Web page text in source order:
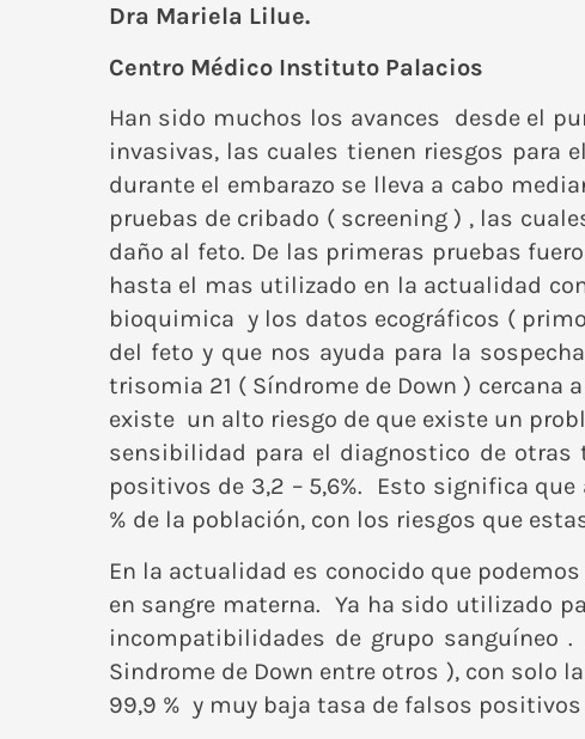
Dra Mariela Lilue.
Centro Médico Instituto Palacios
Han sido muchos los avances desde el
invasivas, las cuales tienen riesgos para
durante el embarazo se lleva a cabo
pruebas de cribado ( screening ) , las
daño al feto. De las primeras pruebas
hasta el mas utilizado en la actualidad
bioquimica y los datos ecográficos (
del feto y que nos ayuda para la
trisomia 21 ( Síndrome de Down ) cercana
existe un alto riesgo de que existe un
sensibilidad para el diagnostico de
positivos de 3,2 – 5,6%. Esto significa
% de la población, con los riesgos que
En la actualidad es conocido que
en sangre materna. Ya ha sido utilizado
incompatibilidades de grupo sanguíneo
Sindrome de Down entre otros ), con solo
99,9 % y muy baja tasa de falsos positivos